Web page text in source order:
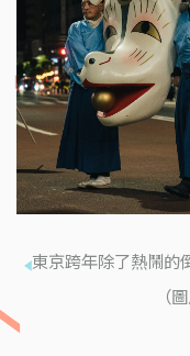
東京跨年除了熱鬧的
（